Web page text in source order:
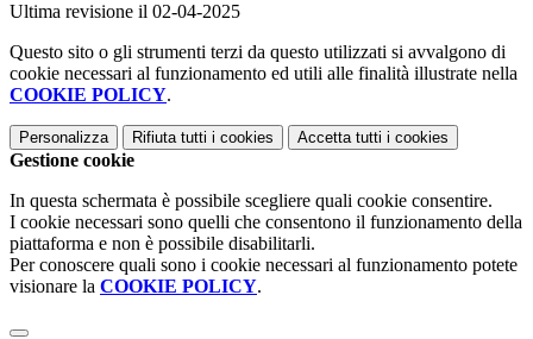
Ultima revisione il 02-04-2025
Questo sito o gli strumenti terzi da questo utilizzati si avvalgono di
cookie necessari al funzionamento ed utili alle finalità illustrate nella
COOKIE POLICY.
Personalizza Rifiuta tutti i cookies Accetta tutti i cookies
Gestione cookie
In questa schermata è possibile scegliere quali cookie consentire.
I cookie necessari sono quelli che consentono il funzionamento della
piattaforma e non è possibile disabilitarli.
Per conoscere quali sono i cookie necessari al funzionamento potete
visionare la COOKIE POLICY.